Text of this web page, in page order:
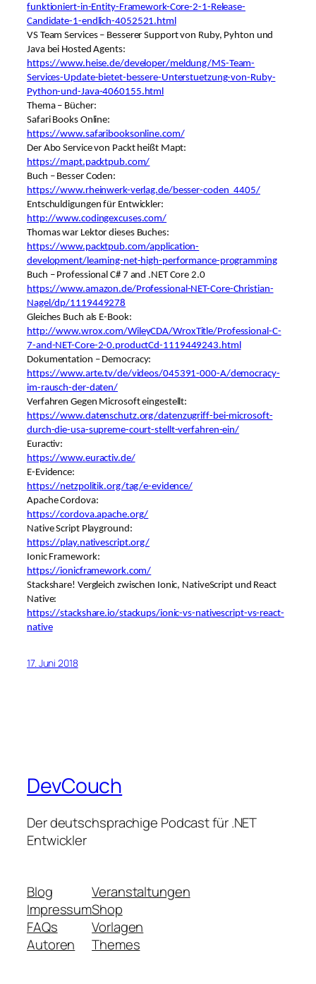
funktioniert-in-Entity-Framework-Core-2-1-Release-
Candidate-1-endlich-4052521.html
VS Team Services – Besserer Support von Ruby, Pyhton und
Java bei Hosted Agents:
https://www.heise.de/developer/meldung/MS-Team-
Services-Update-bietet-bessere-Unterstuetzung-von-Ruby-
Python-und-Java-4060155.html
Thema – Bücher:
Safari Books Online:
https://www.safaribooksonline.com/
Der Abo Service von Packt heißt Mapt:
https://mapt.packtpub.com/
Buch – Besser Coden:
https://www.rheinwerk-verlag.de/besser-coden_4405/
Entschuldigungen für Entwickler:
http://www.codingexcuses.com/
Thomas war Lektor dieses Buches:
https://www.packtpub.com/application-
development/learning-net-high-performance-programming
Buch – Professional C# 7 and .NET Core 2.0
https://www.amazon.de/Professional-NET-Core-Christian-
Nagel/dp/1119449278
Gleiches Buch als E-Book:
http://www.wrox.com/WileyCDA/WroxTitle/Professional-C-
7-and-NET-Core-2-0.productCd-1119449243.html
Dokumentation – Democracy:
https://www.arte.tv/de/videos/045391-000-A/democracy-
im-rausch-der-daten/
Verfahren Gegen Microsoft eingestellt:
https://www.datenschutz.org/datenzugriff-bei-microsoft-
durch-die-usa-supreme-court-stellt-verfahren-ein/
Euractiv:
https://www.euractiv.de/
E-Evidence:
https://netzpolitik.org/tag/e-evidence/
Apache Cordova:
https://cordova.apache.org/
Native Script Playground:
https://play.nativescript.org/
Ionic Framework:
https://ionicframework.com/
Stackshare! Vergleich zwischen Ionic, NativeScript und React
Native:
https://stackshare.io/stackups/ionic-vs-nativescript-vs-react-
native
17. Juni 2018
DevCouch
Der deutschsprachige Podcast für .NET
Entwickler
Blog
Impressum
FAQs
Autoren
Veranstaltungen
Shop
Vorlagen
Themes